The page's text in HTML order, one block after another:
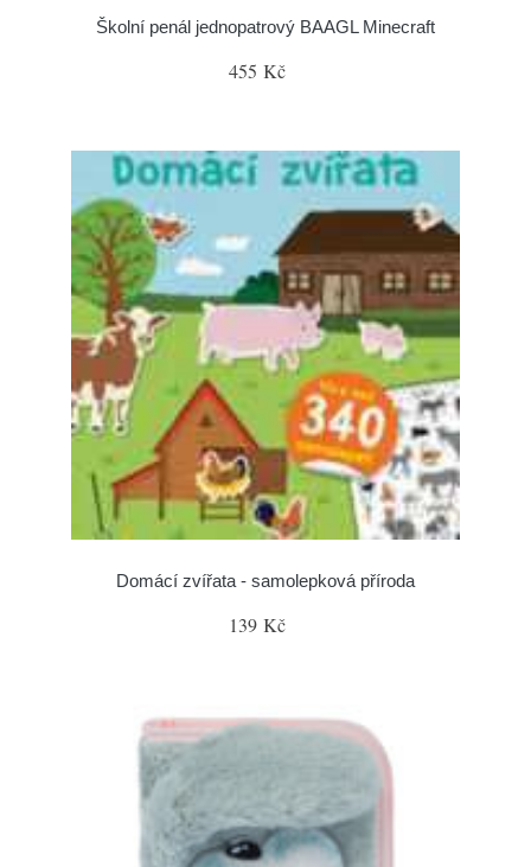
Školní penál jednopatrový BAAGL Minecraft
455 Kč
Domácí zvířata - samolepková příroda
139 Kč